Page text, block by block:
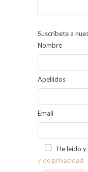
Suscríbete a
Nombre
Apellidos
Email
He leído
y de privacidad